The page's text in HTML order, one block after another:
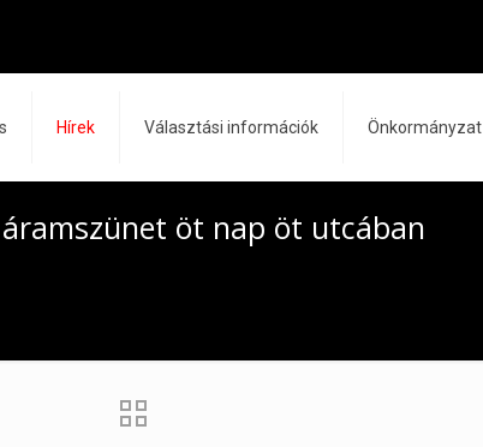
Hírek Választási információk Önkormányzat
öt nap öt utcában